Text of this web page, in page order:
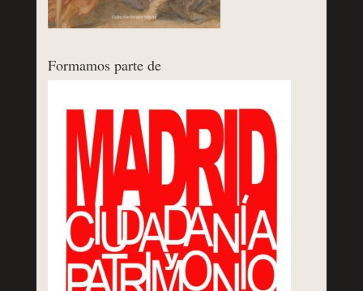
Formamos parte de